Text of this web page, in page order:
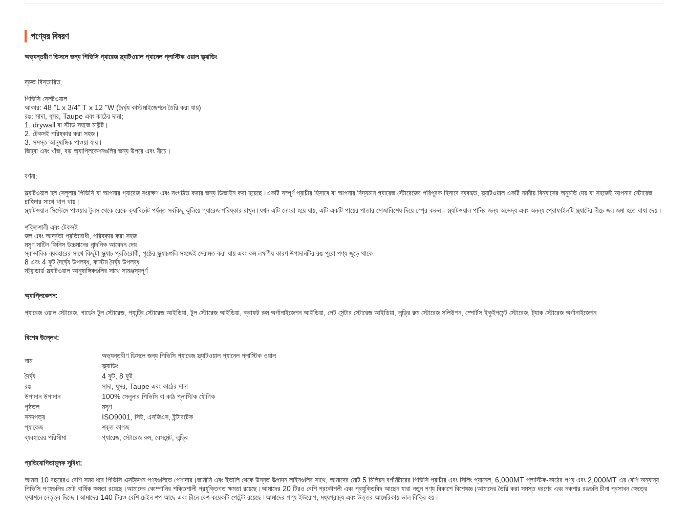
পণ্যের বিবরণ
অভ্যন্তরীণ ডিসলে জন্য পিভিসি গ্যারেজ স্ল্যাটওয়াল প্যানেল প্লাস্টিক ওয়াল ক্ল্যাডিং
দ্রুত বিস্তারিত:
পিভিসি স্লেটওয়াল
আকার: 48 "L x 3/4" T x 12 "W (দৈর্ঘ্য কাস্টমাইজেশনে তৈরি করা যায়)
রঙ: সাদা, ধূসর, Taupe এবং কাঠের দানা;
1. drywall বা স্টাড সহজে মাউন্ট।
2. টেকসই পরিষ্কার করা সহজ।
3. সমস্ত আনুষাঙ্গিক পাওয়া যায়।
জিহ্বা এবং খাঁজ, বড় অ্যাপ্লিকেশনগুলির জন্য উপরে এবং নীচে।
বর্ণনা:
স্ল্যাটওয়াল হল সেলুলার পিভিসি যা আপনার গ্যারেজ সংরক্ষণ এবং সংগঠিত করার জন্য ডিজাইন করা হয়েছে।একটি সম্পূর্ণ প্রাচীর হিসাবে বা আপনার বিদ্যমান গ্যারেজ স্টোরেজের পরিপূরক হিসাবে ব্যবহৃত, স্ল্যাটওয়াল একটি নমনীয় বিন্যাসের অনুমতি দেয় যা সহজেই আপনার স্টোরেজ
চাহিদার সাথে খাপ খায়।
স্ল্যাটওয়াল সিস্টেমে পাওয়ার টুলস থেকে রেকে ক্যাবিনেট পর্যন্ত সবকিছু ঝুলিয়ে গ্যারেজ পরিষ্কার রাখুন।যখন এটি নোংরা হয়ে যায়, এটি একটি পায়ের পাতার মোজাবিশেষ দিয়ে স্প্রে করুন - স্ল্যাটওয়াল পানির জন্য অভেদ্য এবং অনন্য প্রোফাইলটি স্ল্যাটের নীচে জল জমা হতে বাধা দেয়।
শক্তিশালী এবং টেকসই
জল এবং আর্দ্রতা প্রতিরোধী, পরিষ্কার করা সহজ
মসৃণ সাটিন ফিনিস উচ্চমানের নান্দনিক আবেদন দেয়
স্বাভাবিক ব্যবহারের সাথে কিছুটা স্ক্র্যাচ প্রতিরোধী, পৃষ্ঠের স্ক্র্যাচগুলি সহজেই মেরামত করা যায় এবং কম লক্ষণীয় কারণ উপাদানটির রঙ পুরো পণ্য জুড়ে থাকে
8 এবং 4 ফুট দৈর্ঘ্যে উপলব্ধ, কাস্টম দৈর্ঘ্য উপলব্ধ
স্ট্যান্ডার্ড স্ল্যাটওয়াল আনুষাঙ্গিকগুলির সাথে সামঞ্জস্যপূর্ণ
অ্যাপ্লিকেশন:
গ্যারেজ ওয়াল স্টোরেজ, গার্ডেন টুল স্টোরেজ, প্যান্ট্রি স্টোরেজ আইডিয়া, টুল স্টোরেজ আইডিয়া, ক্রাফট রুম অর্গানাইজেশন আইডিয়া, পেট সেন্টার স্টোরেজ আইডিয়া, লন্ড্রি রুম স্টোরেজ সলিউশন, স্পোর্টস ইকুইপমেন্ট স্টোরেজ, ট্যাক স্টোরেজ অর্গানাইজেশন
বিশেষ উল্লেখ:
নাম
অভ্যন্তরীণ ডিসলে জন্য পিভিসি গ্যারেজ স্ল্যাটওয়াল প্যানেল প্লাস্টিক ওয়াল
ক্ল্যাডিং
দৈর্ঘ্য
4 ফুট, 8 ফুট
রঙ
সাদা, ধূসর, Taupe এবং কাঠের দানা
উপাদান উপাদান
100% সেলুলার পিভিসি বা কাঠ প্লাস্টিক যৌগিক
পৃষ্ঠতল
মসৃণ
সনদপত্র
ISO9001, সিই, এসজিএস, ইন্টারটেক
প্যাকেজ
শক্ত কাগজ
ব্যবহারের পরিসীমা
গ্যারেজ, স্টোরেজ রুম, বেসমেন্ট, লন্ড্রি
প্রতিযোগিতামূলক সুবিধা:
আমরা 10 বছরেরও বেশি সময় ধরে পিভিসি এক্সট্রুশন পণ্যগুলিতে পেশাদার।জার্মানি এবং ইতালি থেকে উন্নত উত্পাদন লাইনগুলির সাথে, আমাদের মোট 5 মিলিয়ন বর্গমিটারের পিভিসি প্রাচীর এবং সিলিং প্যানেল, 6,000MT প্লাস্টিক-কাঠের পণ্য এবং 2,000MT এর বেশি অন্যান্য
পিভিসি পণ্যগুলির মোট বার্ষিক ক্ষমতা রয়েছে।আমাদের কোম্পানির শক্তিশালী প্রযুক্তিগত ক্ষমতা রয়েছে।আমাদের 20 টিরও বেশি প্রকৌশলী এবং প্রযুক্তিবিদ আছেন যারা নতুন পণ্য বিকাশে বিশেষজ্ঞ।আমাদের তৈরি করা সমস্ত ধরণের এবং নকশার রঙগুলি চীনা প্রসাধন ক্ষেত্রে
ফ্যাশনে নেতৃত্ব দিচ্ছে।আমাদের 140 টিরও বেশি চেইন শপ আছে এবং চীনে বেশ কয়েকটি পেটেন্ট রয়েছে।আমাদের পণ্য ইউরোপ, মধ্যপ্রাচ্য এবং উত্তর আমেরিকায় ভাল বিক্রি হয়।